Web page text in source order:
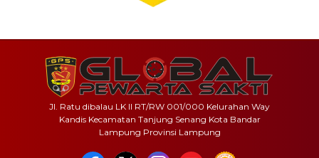
Jl. Ratu dibalau LK II RT/RW 001/000 Kelurahan Way
Kandis Kecamatan Tanjung Senang Kota Bandar
Lampung Provinsi Lampung